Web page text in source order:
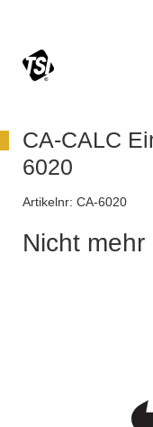
CA-CALC
6020
Artikelnr: CA-6020
Nicht